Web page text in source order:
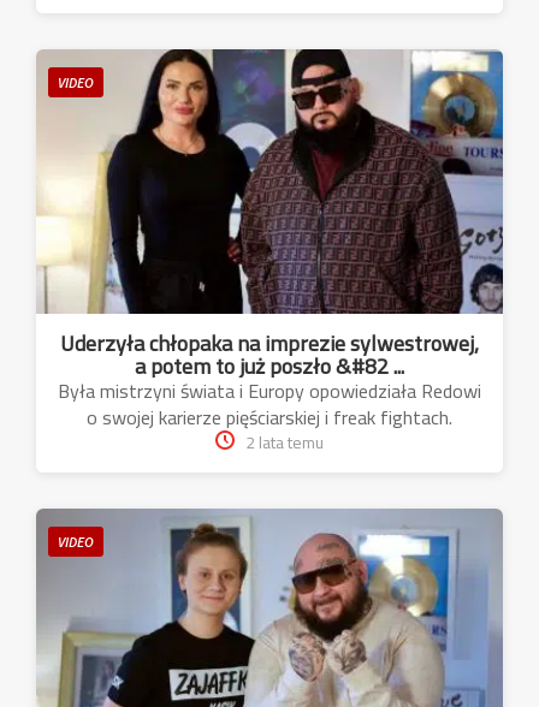
VIDEO
Uderzyła chłopaka na imprezie sylwestrowej,
a potem to już poszło &#82 ...
Była mistrzyni świata i Europy opowiedziała Redowi
o swojej karierze pięściarskiej i freak fightach.
2 lata temu
VIDEO